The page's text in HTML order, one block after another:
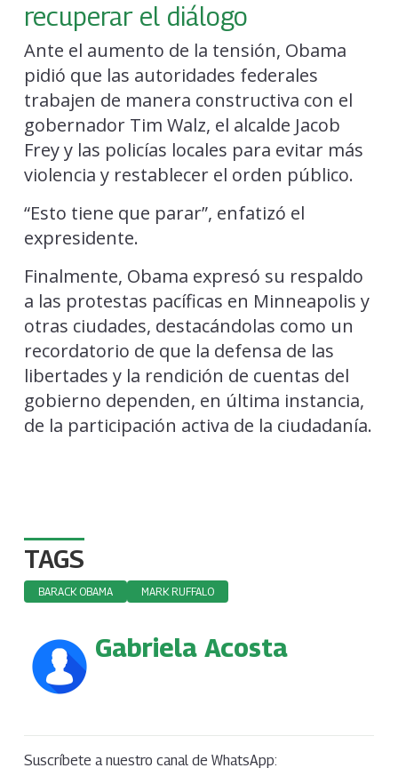
recuperar el diálogo
Ante el aumento de la tensión, Obama
pidió que las autoridades federales
trabajen de manera constructiva con el
gobernador Tim Walz, el alcalde Jacob
Frey y las policías locales para evitar más
violencia y restablecer el orden público.
“Esto tiene que parar”, enfatizó el
expresidente.
Finalmente, Obama expresó su respaldo
a las protestas pacíficas en Minneapolis y
otras ciudades, destacándolas como un
recordatorio de que la defensa de las
libertades y la rendición de cuentas del
gobierno dependen, en última instancia,
de la participación activa de la ciudadanía.
TAGS
BARACK OBAMA MARK RUFFALO
Gabriela Acosta
Suscríbete a nuestro canal de WhatsApp: